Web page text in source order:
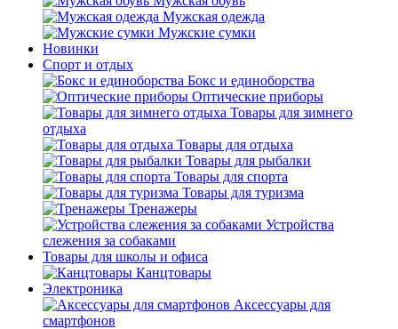
Мужская одежда
Мужские сумки
Новинки
Спорт и отдых
Бокс и единоборства
Оптические приборы
Товары для зимнего
отдыха
Товары для отдыха
Товары для рыбалки
Товары для спорта
Товары для туризма
Тренажеры
Устройства
слежения за собаками
Товары для школы и офиса
Канцтовары
Электроника
Аксессуары для
смартфонов